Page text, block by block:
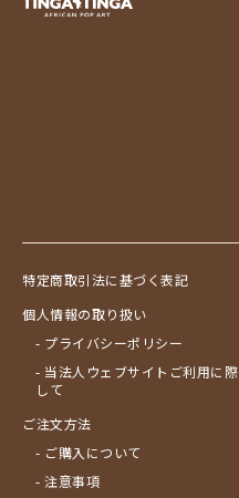
特定商取引法に基づく表記
個人情報の取り扱い
- プライバシーポリシー
- 当法人ウェブサイトご利用に際
して
ご注文方法
- ご購入について
- 注意事項